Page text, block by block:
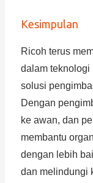
Kesimpulan
Ricoh terus
dalam teknologi
solusi
Dengan
ke awan, dan
membantu
dengan lebih
dan melindungi